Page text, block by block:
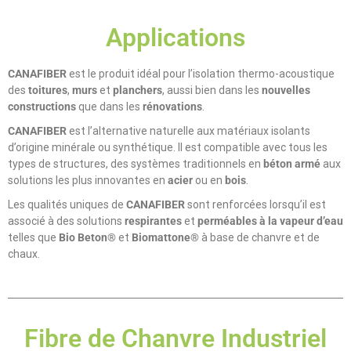
Applications
CANAFIBERest le produit idéal pour l’isolation thermo-acoustique
des toitures, murset planchers, aussi bien dans les nouvelles
constructions que dans les rénovations.
CANAFIBERest l’alternative naturelle aux matériaux isolants
d’origine minérale ou synthétique. Il est compatible avec tous les
types de structures, des systèmes traditionnels en béton armé aux
solutions les plus innovantes en acier ou en bois.
Les qualités uniques de CANAFIBERsont renforcées lorsqu’il est
associé à des solutions respiranteset perméables à la vapeur d’eau
telles que Bio Beton®et Biomattone® à base de chanvre et de
chaux.
Fibre de Chanvre Industriel